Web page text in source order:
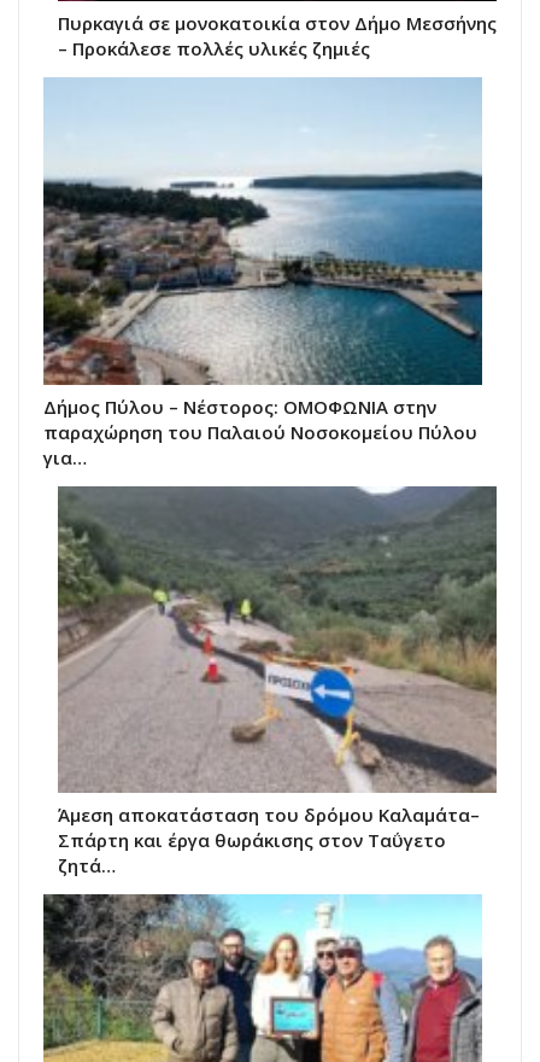
Πυρκαγιά σε μονοκατοικία στον Δήμο Μεσσήνης
– Προκάλεσε πολλές υλικές ζημιές
Δήμος Πύλου – Νέστορος: ΟΜΟΦΩΝΙΑ στην
παραχώρηση του Παλαιού Νοσοκομείου Πύλου
για…
Άμεση αποκατάσταση του δρόμου Καλαμάτα–
Σπάρτη και έργα θωράκισης στον Ταΰγετο
ζητά…